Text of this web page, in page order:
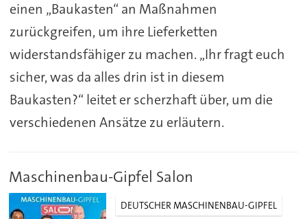
einen „Baukasten“ an Maßnahmen
zurückgreifen, um ihre Lieferketten
widerstandsfähiger zu machen. „Ihr fragt euch
sicher, was da alles drin ist in diesem
Baukasten?“ leitet er scherzhaft über, um die
verschiedenen Ansätze zu erläutern.
Maschinenbau-Gipfel Salon
DEUTSCHER MASCHINENBAU-GIPFEL